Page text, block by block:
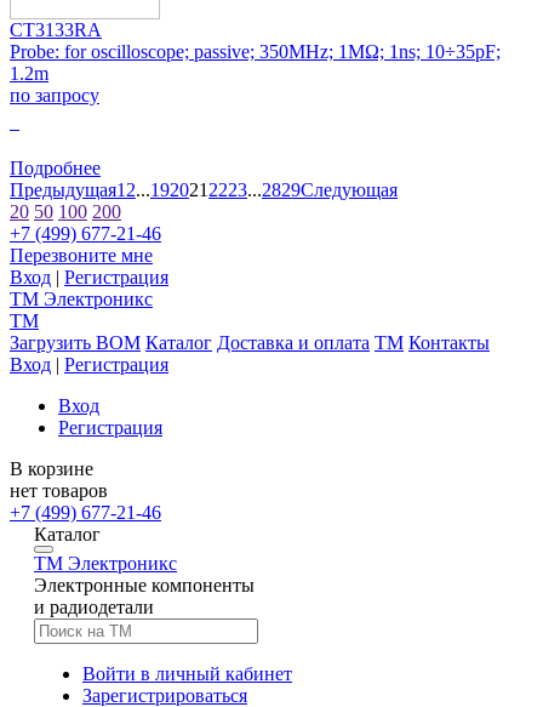
CT3133RA
Probe: for oscilloscope; passive; 350MHz; 1MΩ; 1ns; 10÷35pF;
1.2m
по запросу
Подробнее
Предыдущая1 2...192021 2223...2829Следующая
20 50 100 200
+7 (499) 677-21-46
Перезвоните мне
Вход | Регистрация
TM Электроникс
TM
Загрузить BOM Каталог Доставка и оплата TM Контакты
Вход | Регистрация
Вход
Регистрация
В корзине
нет товаров
+7 (499) 677-21-46
Каталог
TM Электроникс
Электронные компоненты
и радиодетали
Войти в личный кабинет
Зарегистрироваться